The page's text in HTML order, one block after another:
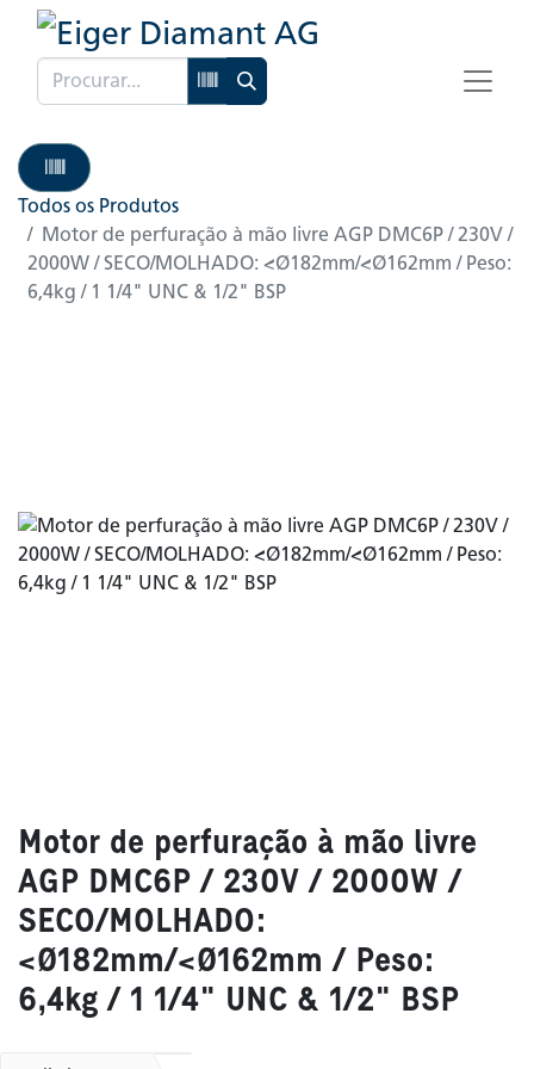
Todos os Produtos
Motor de perfuração à mão livre AGP DMC6P / 230V /
2000W / SECO/MOLHADO: <Ø182mm/<Ø162mm / Peso:
6,4kg / 1 1/4" UNC & 1/2" BSP
Motor de perfuração à mão livre
AGP DMC6P / 230V / 2000W /
SECO/MOLHADO:
<Ø182mm/<Ø162mm / Peso:
6,4kg / 1 1/4" UNC & 1/2" BSP